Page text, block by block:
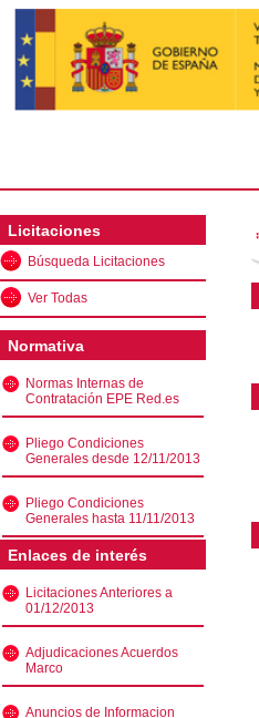
Licitaciones
Búsqueda Licitaciones
Ver Todas
Normativa
Normas Internas de
Contratación EPE Red.es
Pliego Condiciones
Generales desde 12/11/2013
Pliego Condiciones
Generales hasta 11/11/2013
Enlaces de interés
Licitaciones Anteriores a
01/12/2013
Adjudicaciones Acuerdos
Marco
Anuncios de Informacion